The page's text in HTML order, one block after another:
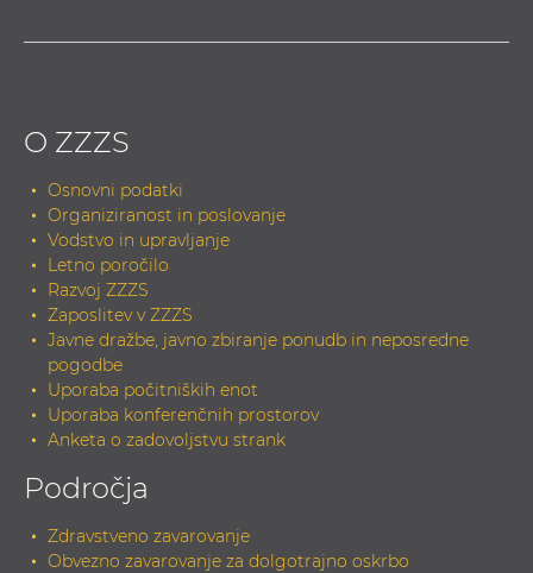
O ZZZS
Osnovni podatki
Organiziranost in poslovanje
Vodstvo in upravljanje
Letno poročilo
Razvoj ZZZS
Zaposlitev v ZZZS
Javne dražbe, javno zbiranje ponudb in neposredne
pogodbe
Uporaba počitniških enot
Uporaba konferenčnih prostorov
Anketa o zadovoljstvu strank
Področja
Zdravstveno zavarovanje
Obvezno zavarovanje za dolgotrajno oskrbo